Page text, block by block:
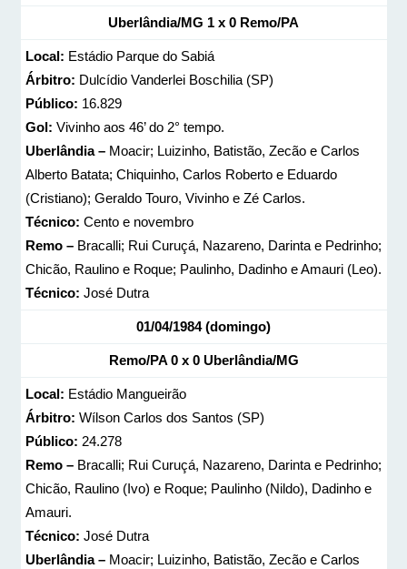
Uberlândia/MG 1 x 0 Remo/PA
Local: Estádio Parque do Sabiá
Árbitro: Dulcídio Vanderlei Boschilia (SP)
Público: 16.829
Gol: Vivinho aos 46’ do 2° tempo.
Uberlândia –Moacir; Luizinho, Batistão, Zecão e Carlos
Alberto Batata; Chiquinho, Carlos Roberto e Eduardo
(Cristiano); Geraldo Touro, Vivinho e Zé Carlos.
Técnico: Cento e novembro
Remo –Bracalli; Rui Curuçá, Nazareno, Darinta e Pedrinho;
Chicão, Raulino e Roque; Paulinho, Dadinho e Amauri (Leo).
Técnico: José Dutra
01/04/1984 (domingo)
Remo/PA 0 x 0 Uberlândia/MG
Local: Estádio Mangueirão
Árbitro: Wílson Carlos dos Santos (SP)
Público: 24.278
Remo –Bracalli; Rui Curuçá, Nazareno, Darinta e Pedrinho;
Chicão, Raulino (Ivo) e Roque; Paulinho (Nildo), Dadinho e
Amauri.
Técnico: José Dutra
Uberlândia –Moacir; Luizinho, Batistão, Zecão e Carlos